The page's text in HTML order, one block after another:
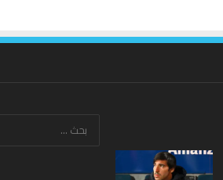
ليفربول:
هارفي